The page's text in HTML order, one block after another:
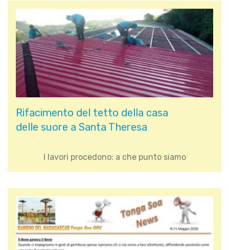
Rifacimento del tetto della casa
delle suore a Santa Theresa
I lavori procedono: a che punto siamo